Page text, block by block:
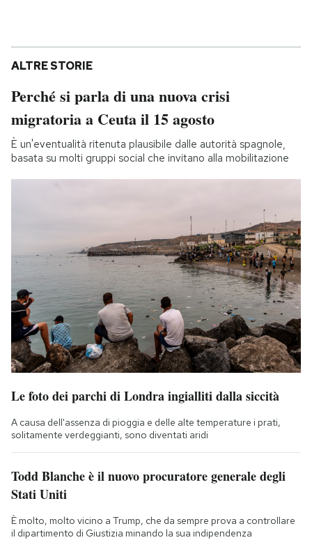
ALTRE STORIE
Perché si parla di una nuova crisi
migratoria a Ceuta il 15 agosto
È un'eventualità ritenuta plausibile dalle autorità spagnole,
basata su molti gruppi social che invitano alla mobilitazione
Le foto dei parchi di Londra ingialliti dalla siccità
A causa dell'assenza di pioggia e delle alte temperature i prati,
solitamente verdeggianti, sono diventati aridi
Todd Blanche è il nuovo procuratore generale degli
Stati Uniti
È molto, molto vicino a Trump, che da sempre prova a controllare
il dipartimento di Giustizia minando la sua indipendenza